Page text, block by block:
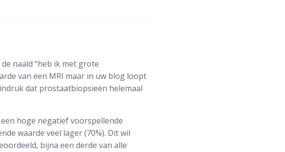
naald “heb ik met grote
van een MRI maar in uw blog loopt
dat prostaatbiopsieën helemaal
hoge negatief voorspellende
waarde veel lager (70%). Dit wil
bijna een derde van alle